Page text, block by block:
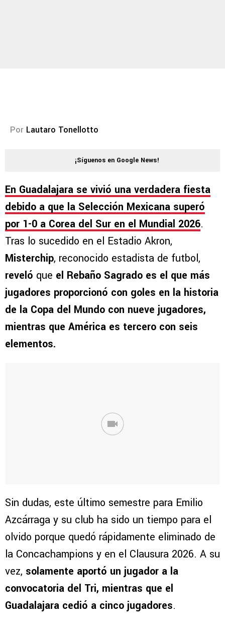
Por Lautaro Tonellotto
¡Síguenos en Google News!
En Guadalajara se vivió una verdadera fiesta
debido a que la Selección Mexicana superó
por 1-0 a Corea del Sur en el Mundial 2026.
Tras lo sucedido en el Estadio Akron,
Misterchip, reconocido estadista de futbol,
reveló que el Rebaño Sagrado es el que más
jugadores proporcionó con goles en la historia
de la Copa del Mundo con nueve jugadores,
mientras que América es tercero con seis
elementos.
Sin dudas, este último semestre para Emilio
Azcárraga y su club ha sido un tiempo para el
olvido porque quedó rápidamente eliminado de
la Concachampions y en el Clausura 2026. A su
vez, solamente aportó un jugador a la
convocatoria del Tri, mientras que el
Guadalajara cedió a cinco jugadores.